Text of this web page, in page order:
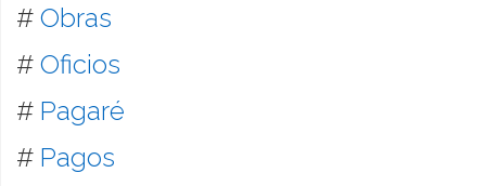
# Obras
# Oficios
# Pagaré
# Pagos